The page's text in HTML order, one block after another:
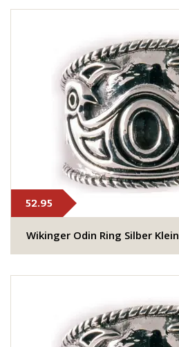
52.95
Wikinger Odin Ring Silber Klein